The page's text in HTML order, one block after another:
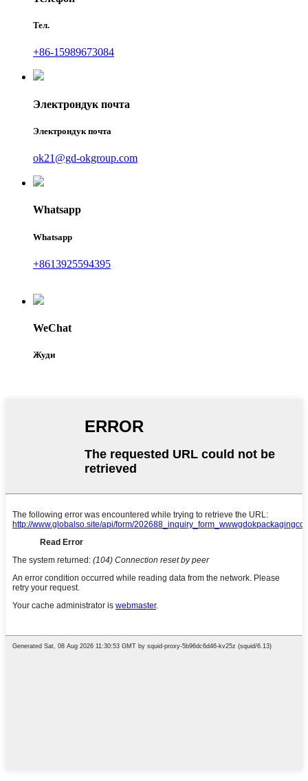
Тел.
+86-15989673084
Электрондук почта
Электрондук почта
ok21@gd-okgroup.com
Whatsapp
Whatsapp
+8613925594395
WeChat
Жуди